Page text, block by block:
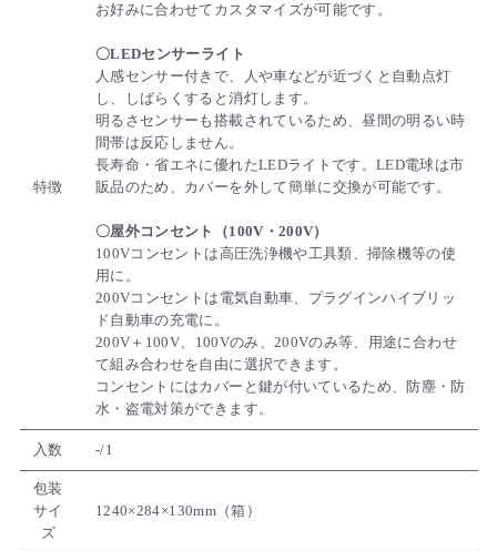
特徴
お好みに合わせてカスタマイズが可能です。
〇LEDセンサーライト
人感センサー付きで、人や車などが近づくと自動点灯
し、しばらくすると消灯します。
明るさセンサーも搭載されているため、昼間の明るい時
間帯は反応しません。
長寿命・省エネに優れたLEDライトです。LED電球は市
販品のため、カバーを外して簡単に交換が可能です。
〇屋外コンセント（100V・200V）
100Vコンセントは高圧洗浄機や工具類、掃除機等の使
用に。
200Vコンセントは電気自動車、プラグインハイブリッ
ド自動車の充電に。
200V＋100V、100Vのみ、200Vのみ等、用途に合わせ
て組み合わせを自由に選択できます。
コンセントにはカバーと鍵が付いているため、防塵・防
水・盗電対策ができます。
入数 -/1
包装
サイ
ズ
1240×284×130mm（箱）